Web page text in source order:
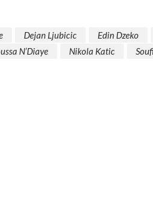
Dejan Ljubicic Edin Dzeko
N’Diaye Nikola Katic